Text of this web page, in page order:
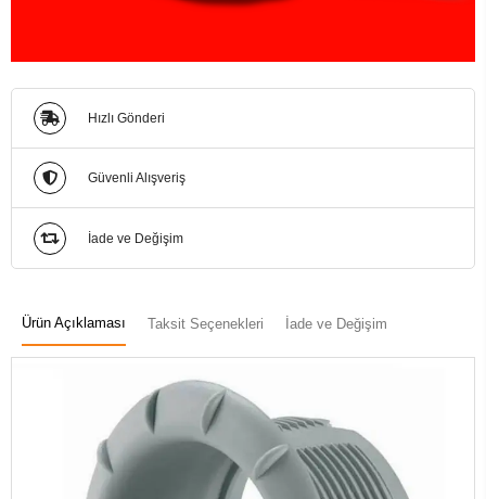
Hızlı Gönderi
Güvenli Alışveriş
İade ve Değişim
Ürün Açıklaması Taksit Seçenekleri İade ve Değişim